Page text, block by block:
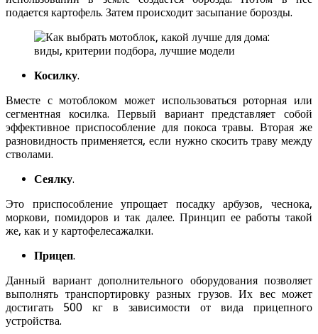
подается картофель. Затем происходит засыпание борозды.
Косилку.
Вместе с мотоблоком может использоваться роторная или
сегментная косилка. Первый вариант представляет собой
эффективное приспособление для покоса травы. Вторая же
разновидность применяется, если нужно скосить траву между
стволами.
Сеялку.
Это приспособление упрощает посадку арбузов, чеснока,
моркови, помидоров и так далее. Принцип ее работы такой
же, как и у картофелесажалки.
Прицеп.
Данный вариант дополнительного оборудования позволяет
выполнять транспортировку разных грузов. Их вес может
достигать 500 кг в зависимости от вида прицепного
устройства.